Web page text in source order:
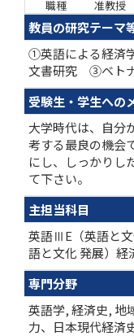
職種
准教授
教員の研究テーマ
①英語による経済
文書研究 ③ベト
受験生・学生への
大学時代は、自分
考する最良の機会
にし、しっかりし
て下さい。
主担当科目
英語ⅢE（英語と
語と文化 発展）経
専門分野
英語学, 経済史, 地
力、日本現代経済